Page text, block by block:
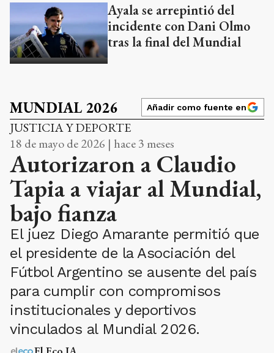
Ayala se arrepintió del
incidente con Dani Olmo
tras la final del Mundial
MUNDIAL 2026 Añadir como fuente en
JUSTICIA Y DEPORTE
18 de mayo de 2026 | hace 3 meses
Autorizaron a Claudio
Tapia a viajar al Mundial,
bajo fianza
El juez Diego Amarante permitió que
el presidente de la Asociación del
Fútbol Argentino se ausente del país
para cumplir con compromisos
institucionales y deportivos
vinculados al Mundial 2026.